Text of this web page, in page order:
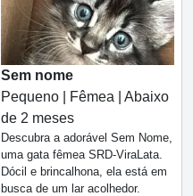
Sem nome
Pequeno | Fêmea | Abaixo
de 2 meses
Descubra a adorável Sem Nome,
uma gata fêmea SRD-ViraLata.
Dócil e brincalhona, ela está em
busca de um lar acolhedor.